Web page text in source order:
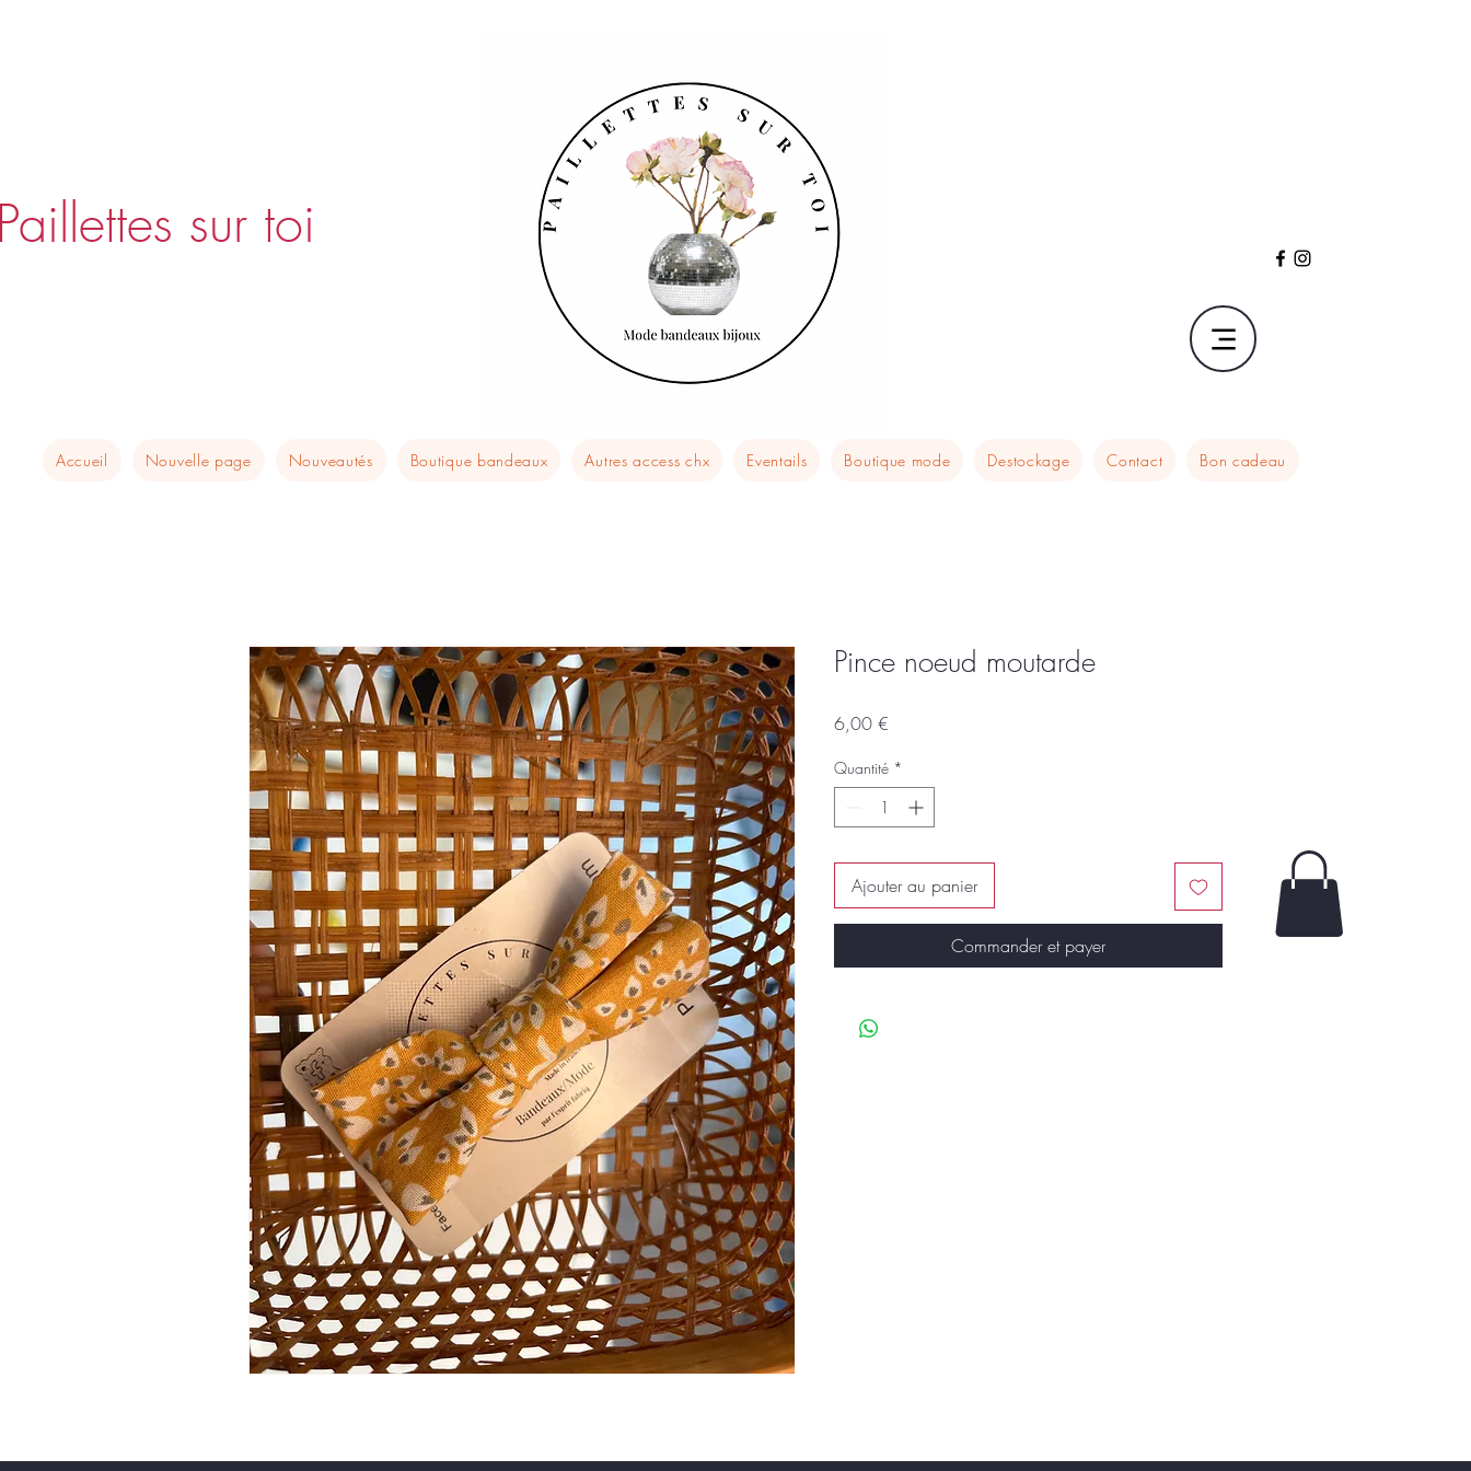
sur toi
Accueil Nouvelle page Nouveautés Boutique bandeaux Autres access chx Eventails Boutique mode Destockage Contact Bon cadeau
Pince noeud moutarde
6,00 €
Quantité *
Ajouter au panier
Commander et payer